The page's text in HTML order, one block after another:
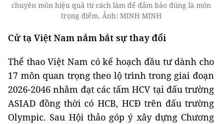
chuyên môn hiệu quả từ cách làm để đảm bảo đúng là môn
trọng điểm. Ảnh: MINH MINH
Cử tạ Việt Nam nắm bắt sự thay đổi
Thể thao Việt Nam có kế hoạch đầu tư dành cho
17 môn quan trọng theo lộ trình trong giai đoạn
2026-2046 nhằm đạt các tấm HCV tại đấu trường
ASIAD đồng thời có HCB, HCĐ trên đấu trường
Olympic. Sau Hội thảo góp ý xây dựng Chương